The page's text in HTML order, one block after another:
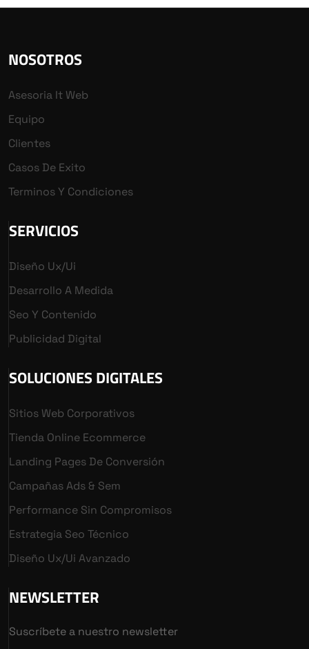
NOSOTROS
Asesoria It Web
Equipo
Clientes
Casos De Exito
Terminos Y Condiciones
SERVICIOS
Diseño Ux/ui
Desarrollo A Medida
Seo Y Contenido
Publicidad Digital
SOLUCIONES DIGITALES
Sitios Web Corporativos
Tienda Online Ecommerce
Landing Pages De Conversión
Campañas Ads & Sem
Performance Sin Compromisos
Estrategia Seo Técnico
Diseño Ux/ui Avanzado
NEWSLETTER
Suscríbete a nuestro newsletter